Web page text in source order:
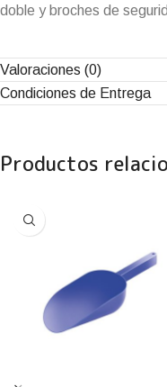
doble y broches de
Valoraciones (0)
Condiciones de Entrega
Productos